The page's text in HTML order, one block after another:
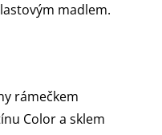
madlem.
rámečkem
Color a sklem